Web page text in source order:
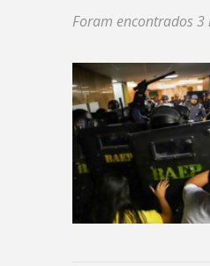
Foram encontrados 3